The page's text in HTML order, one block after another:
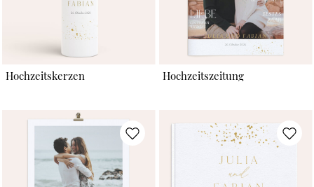
Hochzeitskerzen Hochzeitszeitung